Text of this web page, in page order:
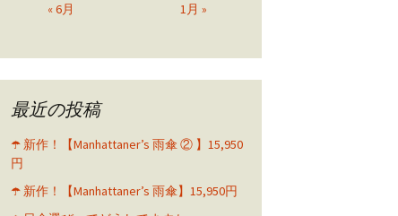
« 6月 1月 »
最近の投稿
☂️ 新作！【Manhattaner’s 雨傘 ② 】15,950
円
☂️ 新作！【Manhattaner’s 雨傘】15,950円